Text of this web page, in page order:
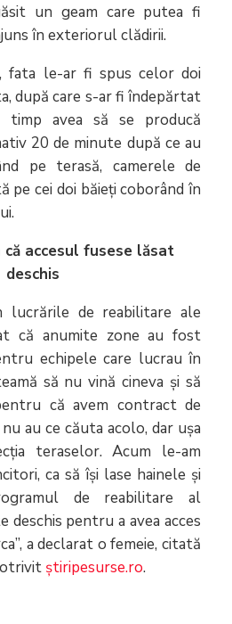
un geam care putea fi
în exteriorul clădirii.
fata le-ar fi spus celor doi
după care s-ar fi îndepărtat
avea să se producă
20 de minute după ce au
pe terasă, camerele de
pe cei doi băieți coborând în
că accesul fusese lăsat
deschis
lucrările de reabilitare ale
că anumite zone au fost
echipele care lucrau în
să nu vină cineva și să
că avem contract de
au ce căuta acolo, dar ușa
teraselor. Acum le-am
ca să își lase hainele și
de reabilitare al
deschis pentru a avea acces
a declarat o femeie, citată
știripesurse.ro.